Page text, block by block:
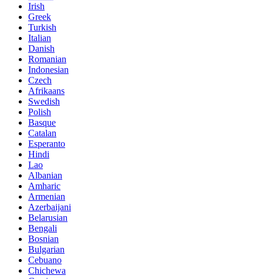
Irish
Greek
Turkish
Italian
Danish
Romanian
Indonesian
Czech
Afrikaans
Swedish
Polish
Basque
Catalan
Esperanto
Hindi
Lao
Albanian
Amharic
Armenian
Azerbaijani
Belarusian
Bengali
Bosnian
Bulgarian
Cebuano
Chichewa